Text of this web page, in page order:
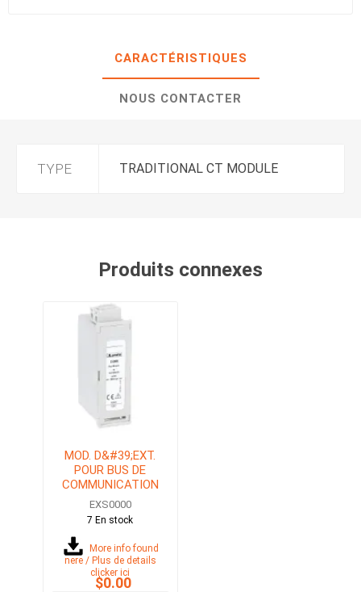
CARACTÉRISTIQUES
NOUS CONTACTER
TYPE TRADITIONAL CT MODULE
Produits connexes
MOD. D&#39;EXT.
POUR BUS DE
COMMUNICATION
EASY BRANCH
EXS0000
7 En stock
More info found
here / Plus de details
clicker ici
$0.00